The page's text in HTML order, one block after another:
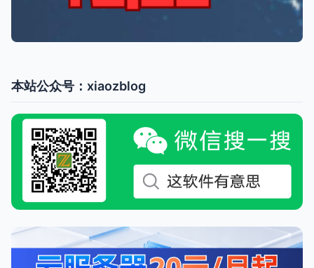
本站公众号：xiaozblog